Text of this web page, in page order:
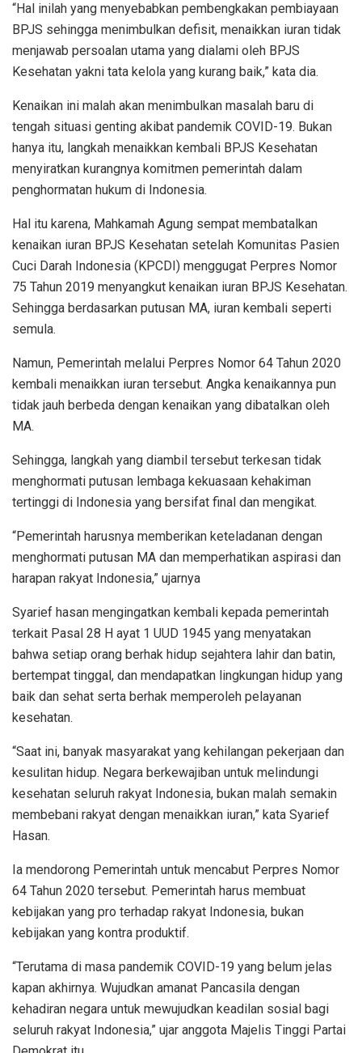
“Hal inilah yang menyebabkan pembengkakan pembiayaan
BPJS sehingga menimbulkan defisit, menaikkan iuran tidak
menjawab persoalan utama yang dialami oleh BPJS
Kesehatan yakni tata kelola yang kurang baik,” kata dia.
Kenaikan ini malah akan menimbulkan masalah baru di
tengah situasi genting akibat pandemik COVID-19. Bukan
hanya itu, langkah menaikkan kembali BPJS Kesehatan
menyiratkan kurangnya komitmen pemerintah dalam
penghormatan hukum di Indonesia.
Hal itu karena, Mahkamah Agung sempat membatalkan
kenaikan iuran BPJS Kesehatan setelah Komunitas Pasien
Cuci Darah Indonesia (KPCDI) menggugat Perpres Nomor
75 Tahun 2019 menyangkut kenaikan iuran BPJS Kesehatan.
Sehingga berdasarkan putusan MA, iuran kembali seperti
semula.
Namun, Pemerintah melalui Perpres Nomor 64 Tahun 2020
kembali menaikkan iuran tersebut. Angka kenaikannya pun
tidak jauh berbeda dengan kenaikan yang dibatalkan oleh
MA.
Sehingga, langkah yang diambil tersebut terkesan tidak
menghormati putusan lembaga kekuasaan kehakiman
tertinggi di Indonesia yang bersifat final dan mengikat.
“Pemerintah harusnya memberikan keteladanan dengan
menghormati putusan MA dan memperhatikan aspirasi dan
harapan rakyat Indonesia,” ujarnya
Syarief hasan mengingatkan kembali kepada pemerintah
terkait Pasal 28 H ayat 1 UUD 1945 yang menyatakan
bahwa setiap orang berhak hidup sejahtera lahir dan batin,
bertempat tinggal, dan mendapatkan lingkungan hidup yang
baik dan sehat serta berhak memperoleh pelayanan
kesehatan.
“Saat ini, banyak masyarakat yang kehilangan pekerjaan dan
kesulitan hidup. Negara berkewajiban untuk melindungi
kesehatan seluruh rakyat Indonesia, bukan malah semakin
membebani rakyat dengan menaikkan iuran,” kata Syarief
Hasan.
Ia mendorong Pemerintah untuk mencabut Perpres Nomor
64 Tahun 2020 tersebut. Pemerintah harus membuat
kebijakan yang pro terhadap rakyat Indonesia, bukan
kebijakan yang kontra produktif.
“Terutama di masa pandemik COVID-19 yang belum jelas
kapan akhirnya. Wujudkan amanat Pancasila dengan
kehadiran negara untuk mewujudkan keadilan sosial bagi
seluruh rakyat Indonesia,” ujar anggota Majelis Tinggi Partai